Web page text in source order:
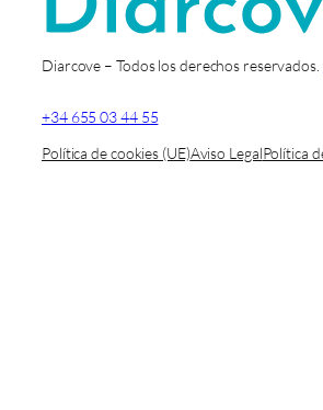
Diarcove – Todos los derechos reservados.
+34 655 03 44 55
Política de cookies (UE)Aviso LegalPolítica